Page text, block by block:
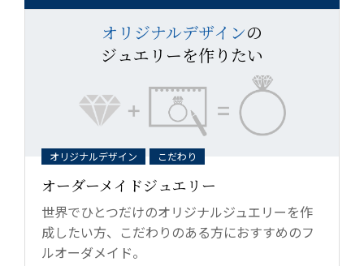
オリジナルデザインの
ジュエリーを作りたい
オリジナルデザイン こだわり
オーダーメイドジュエリー
世界でひとつだけのオリジナルジュエリーを作
成したい方、こだわりのある方におすすめのフ
ルオーダメイド。